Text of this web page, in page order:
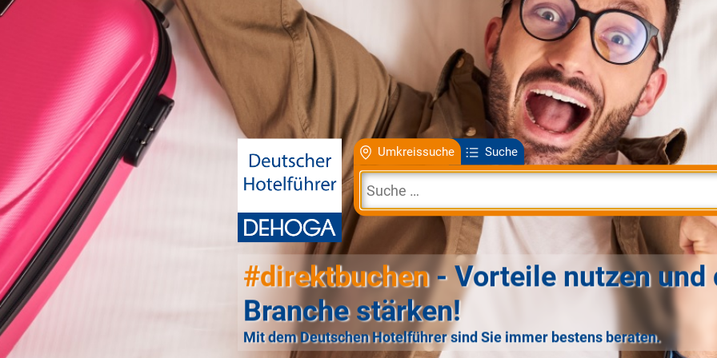
Umkreissuche Suche
#direktbuchen- Vorteile nutzen und
Branche stärken!
Mit dem Deutschen Hotelführer sind Sie immer bestens beraten.